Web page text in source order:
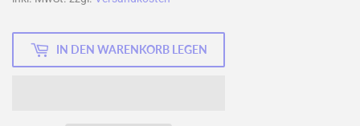
IN DEN WARENKORB LEGEN